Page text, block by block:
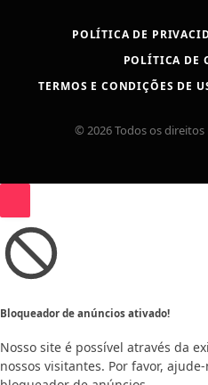
POLÍTICA DE
POLÍTICA DE
TERMOS E CONDIÇÕES DE
© 2026 Todos os direitos
anúncios
ativado!
Bloqueador de anúncios ativado!
Nosso site é possível através da
nossos visitantes. Por favor,